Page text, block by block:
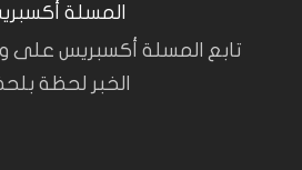
المسلة
تابع المسلة أكسبريس على
الخبر لحظة